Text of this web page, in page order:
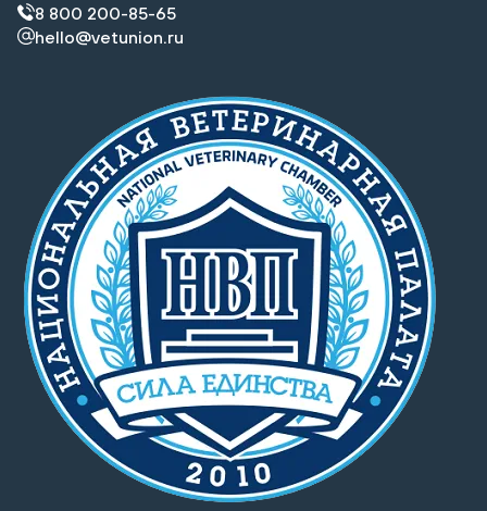
8 800 200-85-65
hello@vetunion.ru